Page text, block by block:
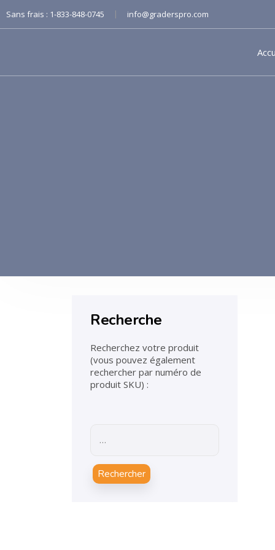
Sans frais : 1-833-848-0745 | info@graderspro.com
Recherche
Recherchez votre produit
(vous pouvez également
rechercher par numéro de
produit SKU) :
Rechercher